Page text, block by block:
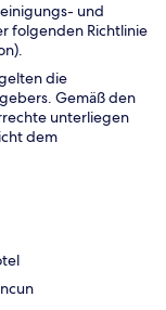
und
folgenden Richtlinie
die
Gemäß den
unterliegen
dem